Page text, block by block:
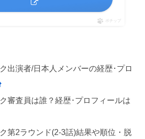
ポチップ
出演者/日本人メンバーの経歴･プロ
審査員は誰？経歴･プロフィールは
第2ラウンド(2-3話)結果や順位・脱